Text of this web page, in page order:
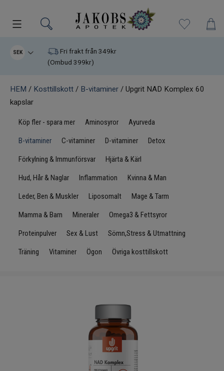
Kampanjer
Varumärken
Kosttillskott
Hudvård
Infrarött Ljus
Vattenrening & Övrigt
SEK
Fri frakt från 349kr
(Ombud 399kr)
HEM / Kosttillskott / B-vitaminer / Upgrit NAD Komplex 60
kapslar
Köp fler - spara mer Aminosyror Ayurveda
B-vitaminer C-vitaminer D-vitaminer Detox
Förkylning & Immunförsvar Hjärta & Kärl
Hud, Hår & Naglar Inflammation Kvinna & Man
Leder, Ben & Muskler Liposomalt Mage & Tarm
Mamma & Barn Mineraler Omega3 & Fettsyror
Proteinpulver Sex & Lust Sömn,Stress & Utmattning
Träning Vitaminer Ögon Övriga kosttillskott